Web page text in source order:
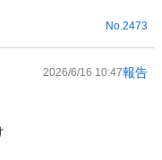
No.2473
2026/6/16 10:47報告